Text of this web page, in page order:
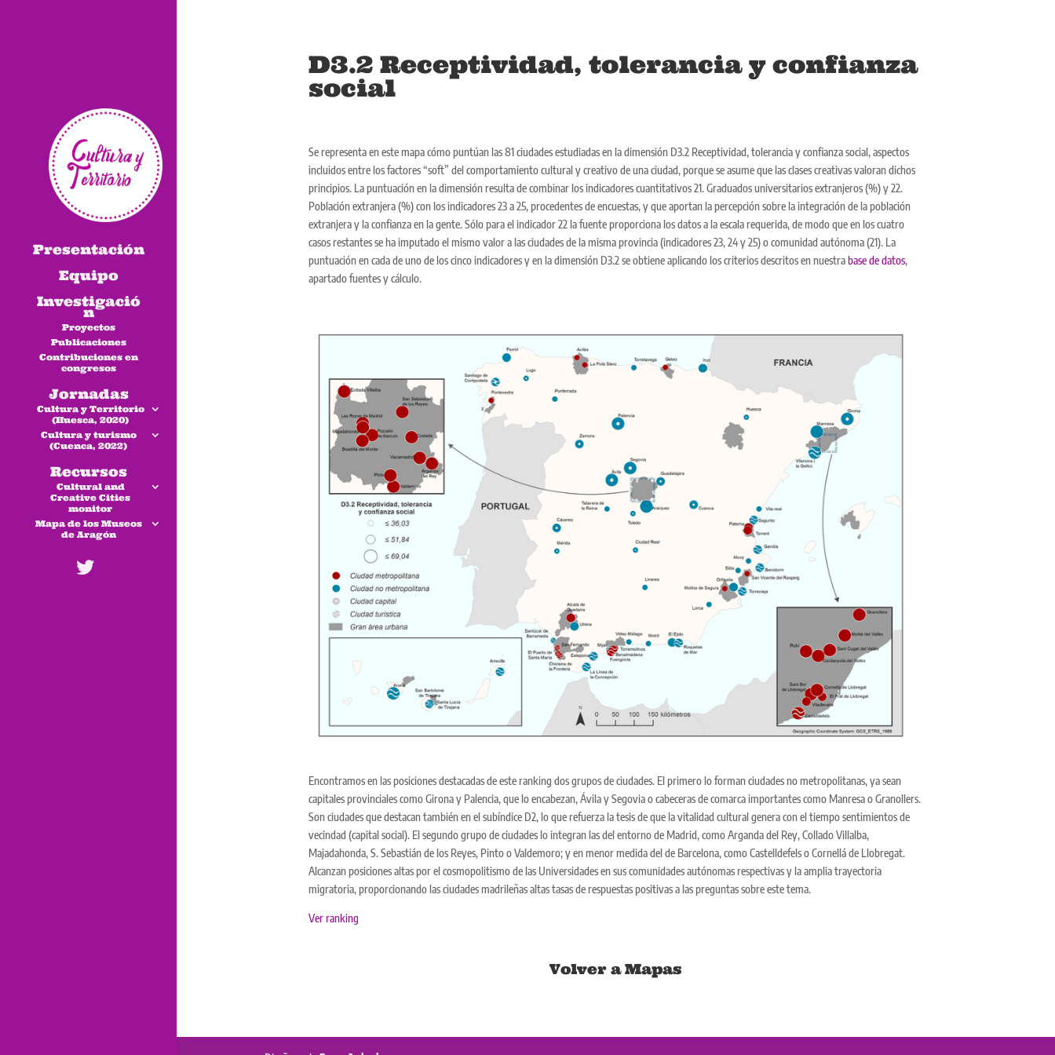
Presentación
Equipo
Investigació
n
Proyectos
Publicaciones
Contribuciones en
congresos
Jornadas
Cultura y Territorio
(Huesca, 2020)
Cultura y turismo
(Cuenca, 2022)
Recursos
Cultural and
Creative Cities
monitor
Mapa de los Museos
de Aragón
D3.2 Receptividad, tolerancia y confianza
social
Se representa en este mapa cómo puntúan las 81 ciudades estudiadas en la dimensión D3.2 Receptividad, tolerancia y confianza social, aspectos
incluidos entre los factores “soft” del comportamiento cultural y creativo de una ciudad, porque se asume que las clases creativas valoran dichos
principios. La puntuación en la dimensión resulta de combinar los indicadores cuantitativos 21. Graduados universitarios extranjeros (%) y 22.
Población extranjera (%) con los indicadores 23 a 25, procedentes de encuestas, y que aportan la percepción sobre la integración de la población
extranjera y la confianza en la gente. Sólo para el indicador 22 la fuente proporciona los datos a la escala requerida, de modo que en los cuatro
casos restantes se ha imputado el mismo valor a las ciudades de la misma provincia (indicadores 23, 24 y 25) o comunidad autónoma (21). La
puntuación en cada de uno de los cinco indicadores y en la dimensión D3.2 se obtiene aplicando los criterios descritos en nuestrabase de datos,
apartado fuentes y cálculo.
Encontramos en las posiciones destacadas de este ranking dos grupos de ciudades. El primero lo forman ciudades no metropolitanas, ya sean
capitales provinciales como Girona y Palencia, que lo encabezan, Ávila y Segovia o cabeceras de comarca importantes como Manresa o Granollers.
Son ciudades que destacan también en el subíndice D2, lo que refuerza la tesis de que la vitalidad cultural genera con el tiempo sentimientos de
vecindad (capital social). El segundo grupo de ciudades lo integran las del entorno de Madrid, como Arganda del Rey, Collado Villalba,
Majadahonda, S. Sebastián de los Reyes, Pinto o Valdemoro; y en menor medida del de Barcelona, como Castelldefels o Cornellá de Llobregat.
Alcanzan posiciones altas por el cosmopolitismo de las Universidades en sus comunidades autónomas respectivas y la amplia trayectoria
migratoria, proporcionando las ciudades madrileñas altas tasas de respuestas positivas a las preguntas sobre este tema.
Ver ranking
Volver a Mapas